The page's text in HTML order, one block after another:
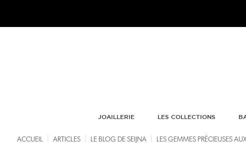
JOAILLERIE LES COLLECTIONS
ACCUEIL ARTICLES LE BLOG DE SEIJNA LES GEMMES PRÉCIEUSES